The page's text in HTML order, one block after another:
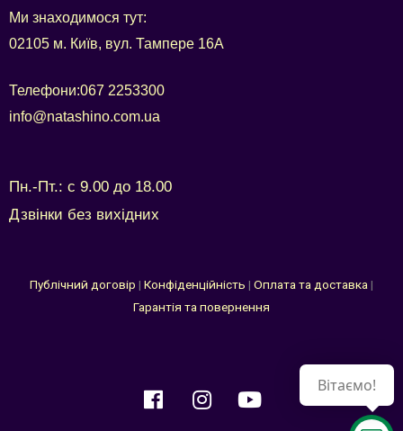
Ми знаходимося тут:
02105 м. Київ, вул. Тампере 16А
Телефони:067 2253300
info@natashino.com.ua
Пн.-Пт.: с 9.00 до 18.00
Дзвінки без вихідних
Публічний договір | Конфіденційність | Оплата та доставка |
Гарантія та повернення
Вітаємо!